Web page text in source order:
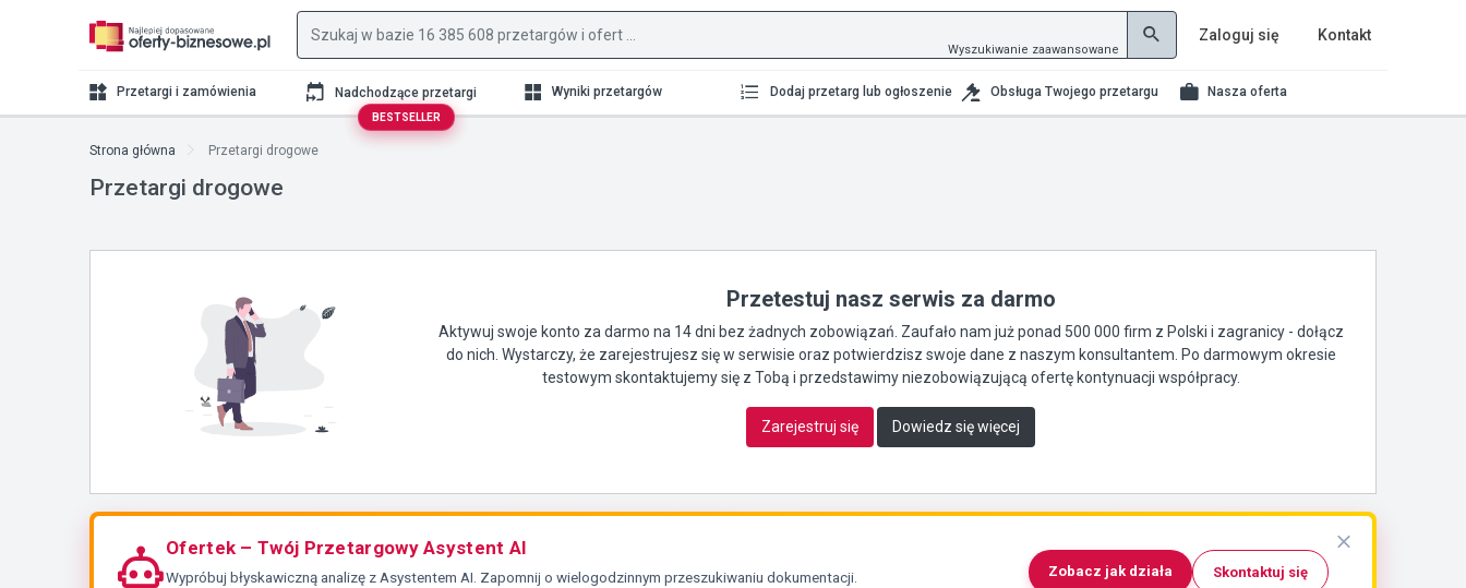
Wyszukiwanie zaawansowane
Zaloguj się Kontakt
Przetargi i zamówienia Nadchodzące przetargi
BESTSELLER
Wyniki przetargów Dodaj przetarg lub ogłoszenie Obsługa Twojego przetargu Nasza oferta
Strona główna Przetargi drogowe
Przetargi drogowe
Przetestuj nasz serwis za darmo
Aktywuj swoje konto za darmo na 14 dni bez żadnych zobowiązań. Zaufało nam już ponad 500 000 firm z Polski i zagranicy - dołącz
do nich. Wystarczy, że zarejestrujesz się w serwisie oraz potwierdzisz swoje dane z naszym konsultantem. Po darmowym okresie
testowym skontaktujemy się z Tobą i przedstawimy niezobowiązującą ofertę kontynuacji współpracy.
Zarejestruj się Dowiedz się więcej
Ofertek – Twój Przetargowy Asystent AI
Wypróbuj błyskawiczną analizę z Asystentem AI. Zapomnij o wielogodzinnym przeszukiwaniu dokumentacji.
Zobacz jak działa Skontaktuj się